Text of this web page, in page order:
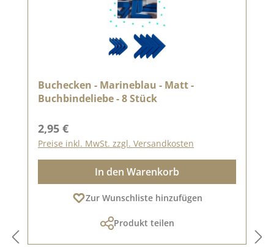
Buchecken - Marineblau - Matt -
Buchbindeliebe - 8 Stück
Regulärer Preis:
2,95 €
Preise inkl. MwSt. zzgl. Versandkosten
In den Warenkorb
Zur Wunschliste hinzufügen
Produkt teilen